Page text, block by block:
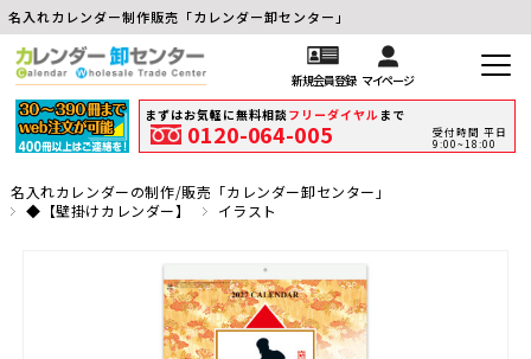
名入れカレンダー制作販売「カレンダー卸センター」
新規会員登録 マイページ
まずはお気軽に無料相談フリーダイヤル まで
0120-064-005
受付時間 平日
9:00~18:00
名入れカレンダーの制作/販売「カレンダー卸センター」
◆【壁掛けカレンダー】
イラスト